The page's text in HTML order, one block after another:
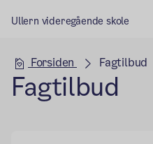
Ullern videregående skole
Hovedseksjon
Forsiden Fagtilbud
Fagtilbud